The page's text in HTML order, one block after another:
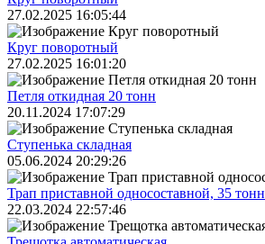
27.02.2025 16:05:44
Круг поворотный
27.02.2025 16:01:20
Петля откидная 20 тонн
20.11.2024 17:07:29
Ступенька складная
05.06.2024 20:29:26
Трап приставной односоставной, 35 тонн
22.03.2024 22:57:46